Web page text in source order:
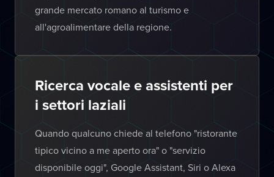
grande mercato romano al turismo e
all'agroalimentare della regione.
Ricerca vocale e assistenti per
i settori laziali
Quando qualcuno chiede al telefono "ristorante
tipico vicino a me aperto ora" o "servizio
disponibile oggi", Google Assistant, Siri o Alexa